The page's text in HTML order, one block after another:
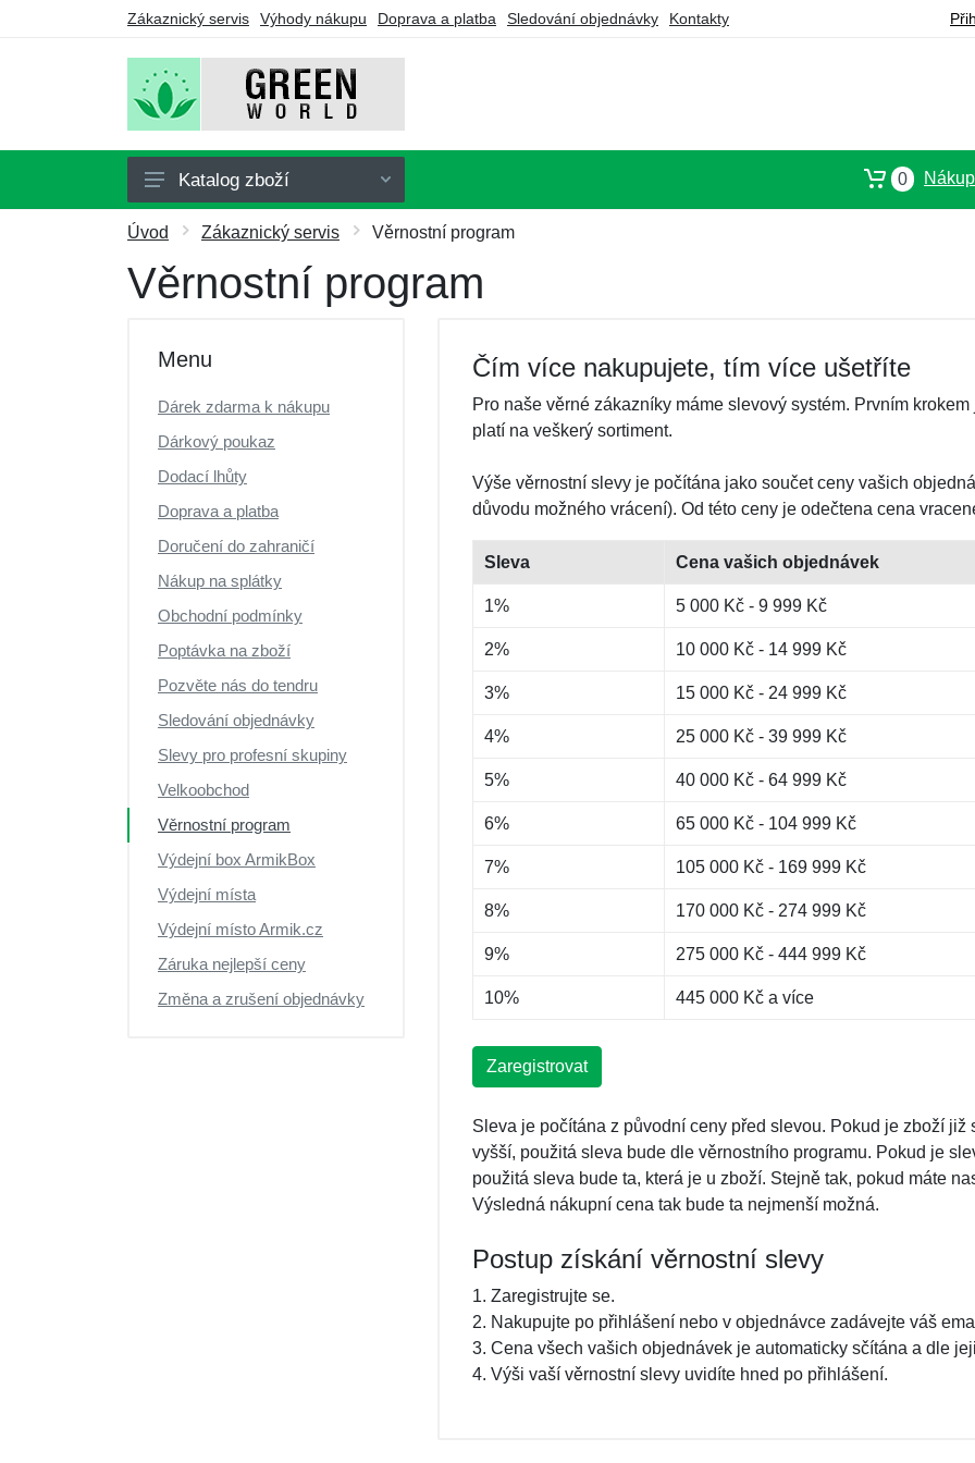
Zákaznický servis Výhody nákupu Doprava a platba Sledování objednávky Kontakty
Doplňky stravy
Nápoje
Dárkové poukazy
Výprodej
Katalog zboží 0
Úvod Zákaznický servis Věrnostní program
Věrnostní program
Menu
Dárek zdarma k nákupu
Dárkový poukaz
Dodací lhůty
Doprava a platba
Doručení do zahraničí
Nákup na splátky
Obchodní podmínky
Poptávka na zboží
Pozvěte nás do tendru
Sledování objednávky
Slevy pro profesní skupiny
Velkoobchod
Věrnostní program
Výdejní box ArmikBox
Výdejní místa
Výdejní místo Armik.cz
Záruka nejlepší ceny
Změna a zrušení objednávky
Čím více nakupujete, tím více ušetříte
Pro naše věrné zákazníky máme slevový systém. Prvním
platí na veškerý sortiment.
Výše věrnostní slevy je počítána jako součet ceny vašich
důvodu možného vrácení). Od této ceny je odečtena cena
Sleva Cena vašich objednávek
1% 5 000 Kč - 9 999 Kč
2% 10 000 Kč - 14 999 Kč
3% 15 000 Kč - 24 999 Kč
4% 25 000 Kč - 39 999 Kč
5% 40 000 Kč - 64 999 Kč
6% 65 000 Kč - 104 999 Kč
7% 105 000 Kč - 169 999 Kč
8% 170 000 Kč - 274 999 Kč
9% 275 000 Kč - 444 999 Kč
10% 445 000 Kč a více
Zaregistrovat
Sleva je počítána z původní ceny před slevou. Pokud je zboží
vyšší, použitá sleva bude dle věrnostního programu. Pokud je
použitá sleva bude ta, která je u zboží. Stejně tak, pokud máte
Výsledná nákupní cena tak bude ta nejmenší možná.
Postup získání věrnostní slevy
1. Zaregistrujte se.
2. Nakupujte po přihlášení nebo v objednávce zadávejte váš
3. Cena všech vašich objednávek je automaticky sčítána a dle
4. Výši vaší věrnostní slevy uvidíte hned po přihlášení.